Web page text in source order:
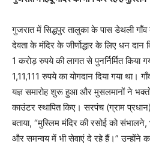
गुजरात में सिद्धपुर तालुका के पास डेथली
देवता के मंदिर के जीर्णोद्धार के लिए धन दान
1 करोड़ रुपये की लागत से पुनर्निर्मित किया
1,11,111 रुपये का योगदान दिया गया था।
यज्ञ समारोह शुरू हुआ और मुसलमानों ने
काउंटर स्थापित किए। सरपंच (ग्राम
बताया, “मुस्लिम मंदिर की रसोई को
और समन्वय में भी सेवाएं दे रहे हैं।” उन्होंने